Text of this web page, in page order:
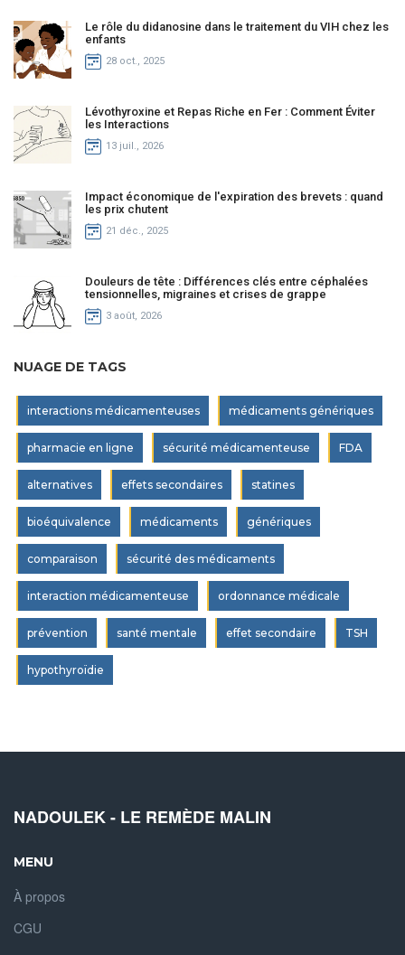
Le rôle du didanosine dans le traitement du VIH chez les
enfants
28 oct., 2025
Lévothyroxine et Repas Riche en Fer : Comment Éviter
les Interactions
13 juil., 2026
Impact économique de l'expiration des brevets : quand
les prix chutent
21 déc., 2025
Douleurs de tête : Différences clés entre céphalées
tensionnelles, migraines et crises de grappe
3 août, 2026
NUAGE DE TAGS
interactions médicamenteuses médicaments génériques
pharmacie en ligne sécurité médicamenteuse FDA
alternatives effets secondaires statines
bioéquivalence médicaments génériques
comparaison sécurité des médicaments
interaction médicamenteuse ordonnance médicale
prévention santé mentale effet secondaire TSH
hypothyroïdie
NADOULEK - LE REMÈDE MALIN
MENU
À propos
CGU